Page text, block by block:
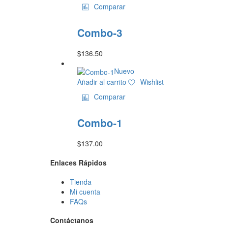
Comparar
Combo-3
$136.50
Nuevo
Añadir al carrito
Wishlist
Comparar
Combo-1
$137.00
Enlaces Rápidos
Tienda
Mi cuenta
FAQs
Contáctanos